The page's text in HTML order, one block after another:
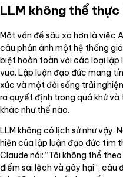
LLM không thể
Một vấn đề sâu xa hơn là việc
câu phản ánh một hệ thống
biệt hoàn toàn với các loại lập
vua. Lập luận đạo đức mang
xúc và một đời sống trải
ra quyết định trong quá khứ
khác như thế nào.
LLM không có lịch sử như vậy.
hiện của lập luận đạo đức tìm
Claude nói: “Tôi không thể
điểm sai lệch và gây hại”, câu